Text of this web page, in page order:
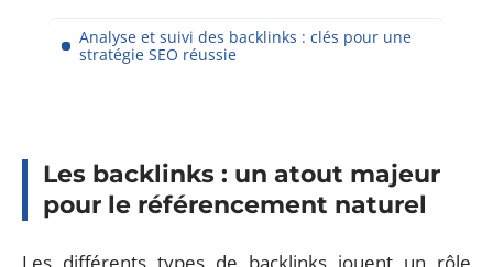
Analyse et suivi des backlinks : clés pour une
stratégie SEO réussie
Les backlinks : un atout majeur
pour le référencement naturel
Les différents types de backlinks jouent un rôle